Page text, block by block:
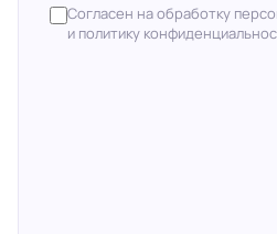
Согласен на обработку
и политику